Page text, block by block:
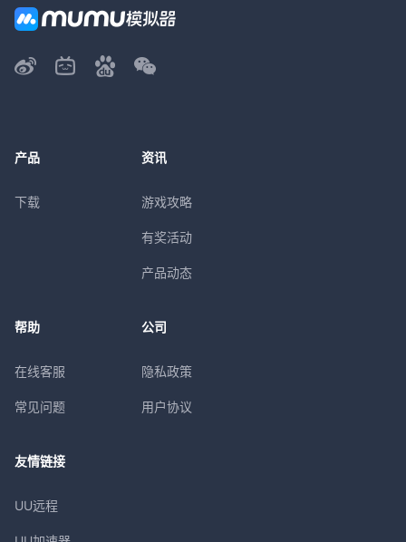
产品
下载
资讯
游戏攻略
有奖活动
产品动态
帮助
在线客服
常见问题
公司
隐私政策
用户协议
友情链接
UU远程